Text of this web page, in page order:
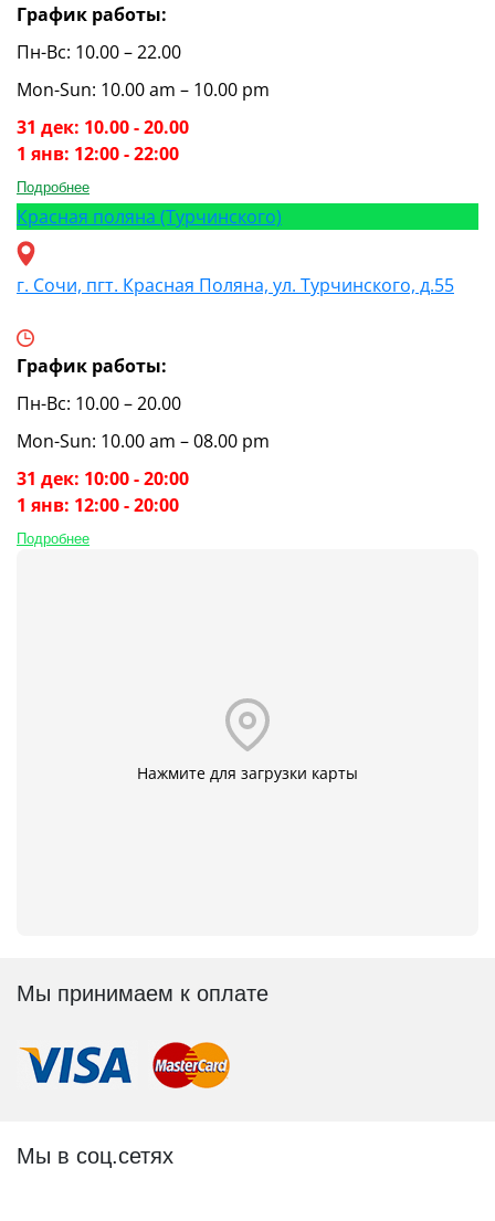
График работы:
Пн-Вс: 10.00 – 22.00
Mon-Sun: 10.00 am – 10.00 pm
31 дек: 10.00 - 20.00
1 янв: 12:00 - 22:00
Подробнее
Красная поляна (Турчинского)
г. Сочи, пгт. Красная Поляна, ул. Турчинского, д.55
График работы:
Пн-Вс: 10.00 – 20.00
Mon-Sun: 10.00 am – 08.00 pm
31 дек: 10:00 - 20:00
1 янв: 12:00 - 20:00
Подробнее
Нажмите для загрузки карты
Мы принимаем к оплате
Мы в соц.сетях